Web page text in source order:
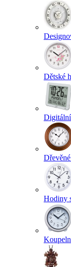
Dětské
Hodiny